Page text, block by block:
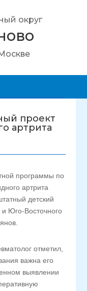
округ
проект
артрита
программы по
артрита
детский
и Юго-Восточного
отметил,
важна его
выявлении